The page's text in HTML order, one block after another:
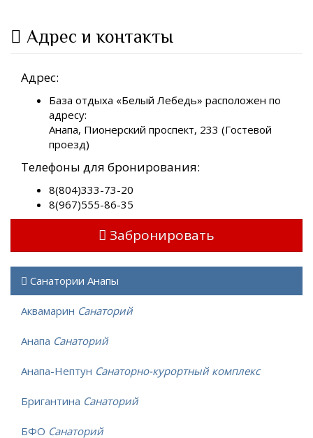
Адрес и контакты
Адрес:
База отдыха «Белый Лебедь» расположен по
адресу:
Анапа, Пионерский проспект, 233 (Гостевой
проезд)
Телефоны для бронирования:
8(804)333-73-20
8(967)555-86-35
Забронировать
Санатории Анапы
Аквамарин Санаторий
Анапа Санаторий
Анапа-Нептун Санаторно-курортный комплекс
Бригантина Санаторий
БФО Санаторий